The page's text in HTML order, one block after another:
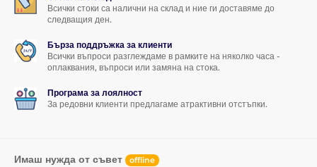
Всички стоки са налични на склад и ние ги доставяме до
следващия ден.
Бърза поддръжка за клиенти
Всички въпроси разглеждаме в рамките на няколко часа -
оплаквания, въпроси или замяна на стока.
Програма за лоялност
За редовни клиенти предлагаме атрактивни отстъпки.
Имаш нужда от съвет offline